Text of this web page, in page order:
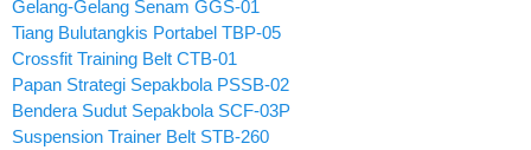
Gelang-Gelang Senam GGS-01
Tiang Bulutangkis Portabel TBP-05
Crossfit Training Belt CTB-01
Papan Strategi Sepakbola PSSB-02
Bendera Sudut Sepakbola SCF-03P
Suspension Trainer Belt STB-260